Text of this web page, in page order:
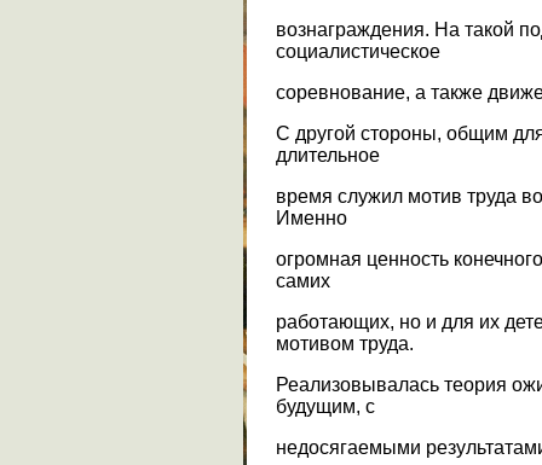
вознаграждения. На такой
социалистическое
соревнование, а также
С другой стороны, общим
длительное
время служил мотив труда
Именно
огромная ценность
самих
работающих, но и для их
мотивом труда.
Реализовывалась теория
будущим, с
недосягаемыми